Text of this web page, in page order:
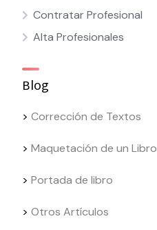
Contratar Profesional
Alta Profesionales
Blog
> Corrección de Textos
> Maquetación de un Libro
> Portada de libro
> Otros Artículos